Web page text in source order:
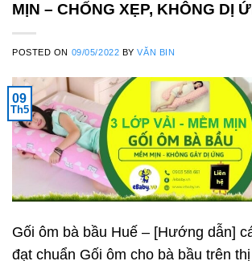
MỊN – CHỐNG XẸP, KHÔNG DỊ
POSTED ON 09/05/2022 BYVĂN BIN
09
Th5
Gối ôm bà bầu Huế – [Hướng dẫn]
đạt chuẩn Gối ôm cho bà bầu trên